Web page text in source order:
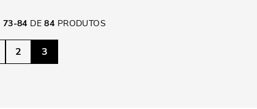
73-84 DE84 PRODUTOS
2 3